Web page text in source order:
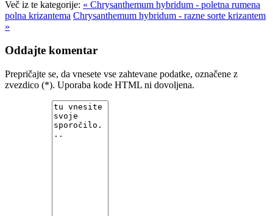
Več iz te kategorije: « Chrysanthemum hybridum - poletna rumena
polna krizantema Chrysanthemum hybridum - razne sorte krizantem
»
Oddajte komentar
Prepričajte se, da vnesete vse zahtevane podatke, označene z
zvezdico (*). Uporaba kode HTML ni dovoljena.